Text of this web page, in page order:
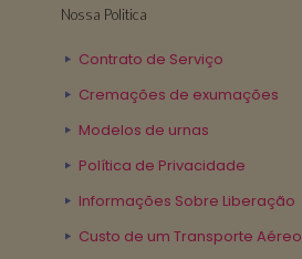
Nossa Politica
Contrato de Serviço
Cremações de exumações
Modelos de urnas
Política de Privacidade
Informações Sobre Liberação
Custo de um Transporte Aéreo